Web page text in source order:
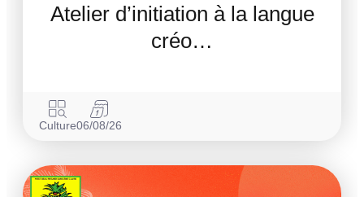
Atelier d’initiation à la langue
créo…
Culture06/08/26